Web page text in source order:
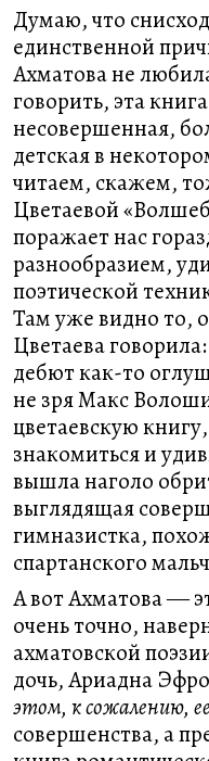
Думаю, что
единственной
Ахматова не
говорить, эта
несовершенная,
детская в
читаем, скажем,
Цветаевой
поражает нас
разнообразием,
поэтической
Там уже видно то,
Цветаева говорила:
дебют как-то
не зря Макс
цветаевскую
знакомиться и
вышла наголо
выглядящая
гимназистка,
спартанского
А вот Ахматова ―
очень точно,
ахматовской
дочь, Ариадна
этом, к сожалению,
совершенства, а